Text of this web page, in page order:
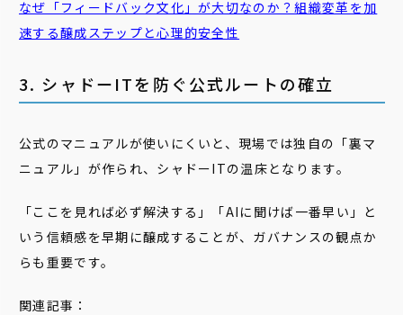
なぜ「フィードバック文化」が大切なのか？組織変革を加
速する醸成ステップと心理的安全性
3. シャドーITを防ぐ公式ルートの確立
公式のマニュアルが使いにくいと、現場では独自の「裏マ
ニュアル」が作られ、シャドーITの温床となります。
「ここを見れば必ず解決する」「AIに聞けば一番早い」と
いう信頼感を早期に醸成することが、ガバナンスの観点か
らも重要です。
関連記事：